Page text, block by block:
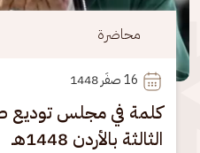
محاضرة
16 صفَر 1448
كلمة في مجلس توديع
الثالثة بالأردن 1448هـ